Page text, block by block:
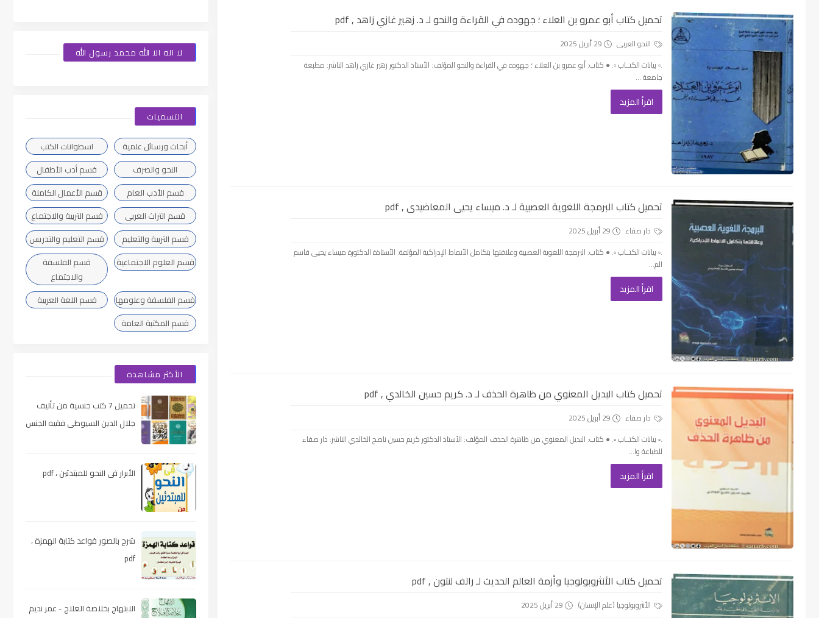
تحميل كتاب أبو عمرو بن العلاء ؛ جهوده في القراءة والنحو لـ د. زهير غازي زاهد , pdf
النحو العربى
29 أبريل 2025
.▫️ بيانات الكتــاب ▫️. ● كتاب: أبو عمرو بن العلاء ؛ جهوده في القراءة والنحو المؤلف: الأستاذ الدكتور زهير غازي زاهد الناشر: مطبعة
جامعة ...
اقرأ المزيد
تحميل كتاب البرمجة اللغوية العصبية لـ د. ميساء يحيى المعاضيدى , pdf
دار صفاء
29 أبريل 2025
.▫️ بيانات الكتــاب ▫️. ● كتاب: البرمجة اللغوية العصبية وعلاقتها بتكامل الأنماط الإدراكية المؤلفة: الأستاذة الدكتورة ميساء يحيى قاسم
الم...
اقرأ المزيد
تحميل كتاب البديل المعنوي من ظاهرة الحذف لـ د. كريم حسين الخالدي , pdf
دار صفاء
29 أبريل 2025
.▫️ بيانات الكتــاب ▫️. ● كتاب: البديل المعنوي من ظاهرة الحذف المؤلف: الأستاذ الدكتور كريم حسين ناصح الخالدي الناشر: دار صفاء
للطباعة وا...
اقرأ المزيد
تحميل كتاب الأنثروبولوجيا وأزمة العالم الحديث لـ رالف لنتون , pdf
الأنثروبولوجيا (علم الإنسان)
29 أبريل 2025
لا اله الا الله محمد رسول الله
التسميات
أبحاث ورسائل علمية
اسطوانات الكتب
النحو والصرف
قسم أدب الأطفال
قسم الأدب العام
قسم الأعمال الكاملة
قسم التراث العربى
قسم التربية والاجتماع
قسم التربية والتعليم
قسم التعليم والتدريس
قسم العلوم الاجتماعية
قسم الفلسفة
والاجتماع
قسم الفلسفة وعلومها
قسم اللغة العربية
قسم المكتبة العامة
الأكثر مشاهدة
تحميل 7 كتب جنسية من تأليف
جلال الدين السيوطى فقيه الجنس
الأبرار فى النحو للمبتدئين ، pdf
شرح بالصور قواعد كتابة الهمزة ،
pdf
الابتهاج بخلاصة العلاج - عمر نديم